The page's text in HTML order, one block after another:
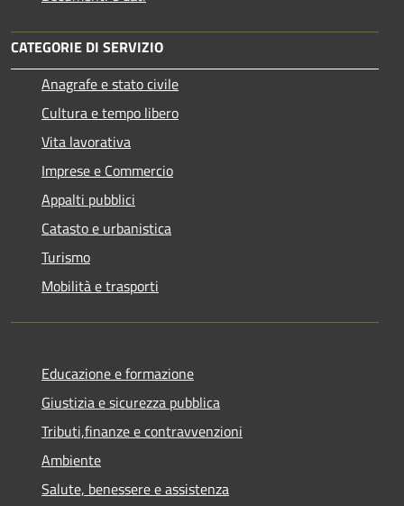
CATEGORIE DI SERVIZIO
Anagrafe e stato civile
Cultura e tempo libero
Vita lavorativa
Imprese e Commercio
Appalti pubblici
Catasto e urbanistica
Turismo
Mobilità e trasporti
Educazione e formazione
Giustizia e sicurezza pubblica
Tributi,finanze e contravvenzioni
Ambiente
Salute, benessere e assistenza